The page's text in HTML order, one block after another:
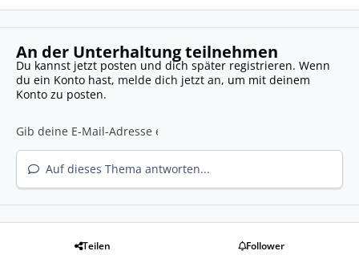
An der Unterhaltung teilnehmen
Du kannst jetzt posten und dich später registrieren. Wenn
du ein Konto hast, melde dich jetzt an, um mit deinem
Konto zu posten.
Auf dieses Thema antworten...
Teilen Follower